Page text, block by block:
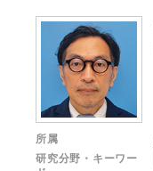
所属
研究分野・キーワー